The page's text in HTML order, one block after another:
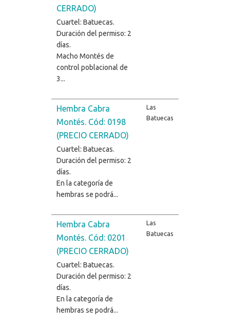
CERRADO)
Cuartel: Batuecas.
Duración del permiso: 2
días.
Macho Montés de
control poblacional de
3...
Hembra Cabra
Montés. Cód: 0198
(PRECIO CERRADO)
Cuartel: Batuecas.
Duración del permiso: 2
días.
En la categoría de
hembras se podrá...
Las
Batuecas
Hembra Cabra
Montés. Cód: 0201
(PRECIO CERRADO)
Cuartel: Batuecas.
Duración del permiso: 2
días.
En la categoría de
hembras se podrá...
Las
Batuecas